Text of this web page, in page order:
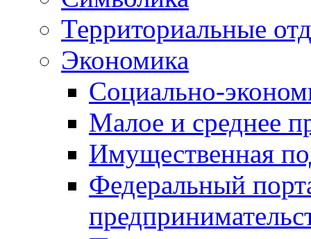
Территориальные
Экономика
Социально-
Малое и среднее
Имущественная
Федеральный